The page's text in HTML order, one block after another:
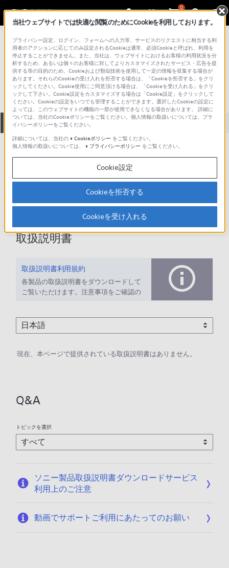
0
総合サポート・お問い合わせ
ERS-210A
全て ダウンロード 取扱説明書 Q&A
ダウンロード
現在、本ページで提供されているアップデート情報はありませ
取扱説明書
取扱説明書利用規約
各製品の取扱説明書をダウンロードして
ご覧いただけます。注意事項をご確認の
現在、本ページで提供されている取扱説明書はありません。
Q&A
トピックを選択
ソニー製品取扱説明書ダウンロードサービス
利用上のご注意
動画でサポートご利用にあたってのお願い
当社ウェブサイトでは快適な閲覧のためにCookieを利用しております。
プライバシー設定、ログイン、フォームへの入力等、サービスのリクエストに相当する利
用者のアクションに応じてのみ設定されるCookieは通常、必須Cookieと呼ばれ、利用を
停止することができません。また、当社は、ウェブサイトにおけるお客様の利用状況を分
析するため、あるいは個々のお客様に対してよりカスタマイズされたサービス・広告を提
供する等の目的のため、Cookieおよび類似技術を使用して一定の情報を収集する場合が
あります。それらのCookieの受け入れを拒否する場合は、「Cookieを拒否する」をクリ
ックしてください。Cookie使用にご同意頂ける場合は、「Cookieを受け入れる」をクリ
ックして下さい。Cookie設定をカスタマイズする場合は「Cookie設定」をクリックして
ください。Cookieの設定をいつでも管理することができます。選択したCookieの設定に
よっては、このウェブサイトの機能の一部が使用できなくなる場合があります。 詳細に
ついては、当社のCookieポリシーをご覧ください。個人情報の取扱いについては、プラ
イバシーポリシーをご覧ください。
詳細については、当社の
Cookieポリシー をご覧ください。
個人情報の取扱いについては、
プライバシーポリシー をご覧ください。
Cookie設定
Cookieを拒否する
Cookieを受け入れる